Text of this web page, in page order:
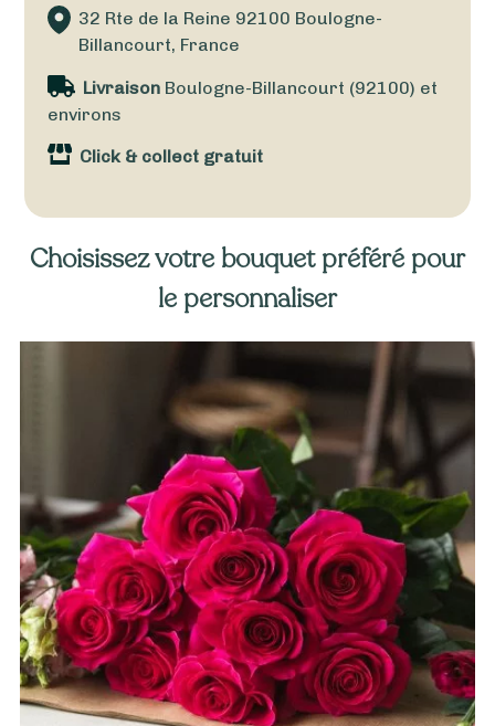
32 Rte de la Reine 92100 Boulogne-
Billancourt, France
LivraisonBoulogne-Billancourt (92100) et
environs
Click & collect gratuit
Choisissez votre bouquet préféré pour
le personnaliser